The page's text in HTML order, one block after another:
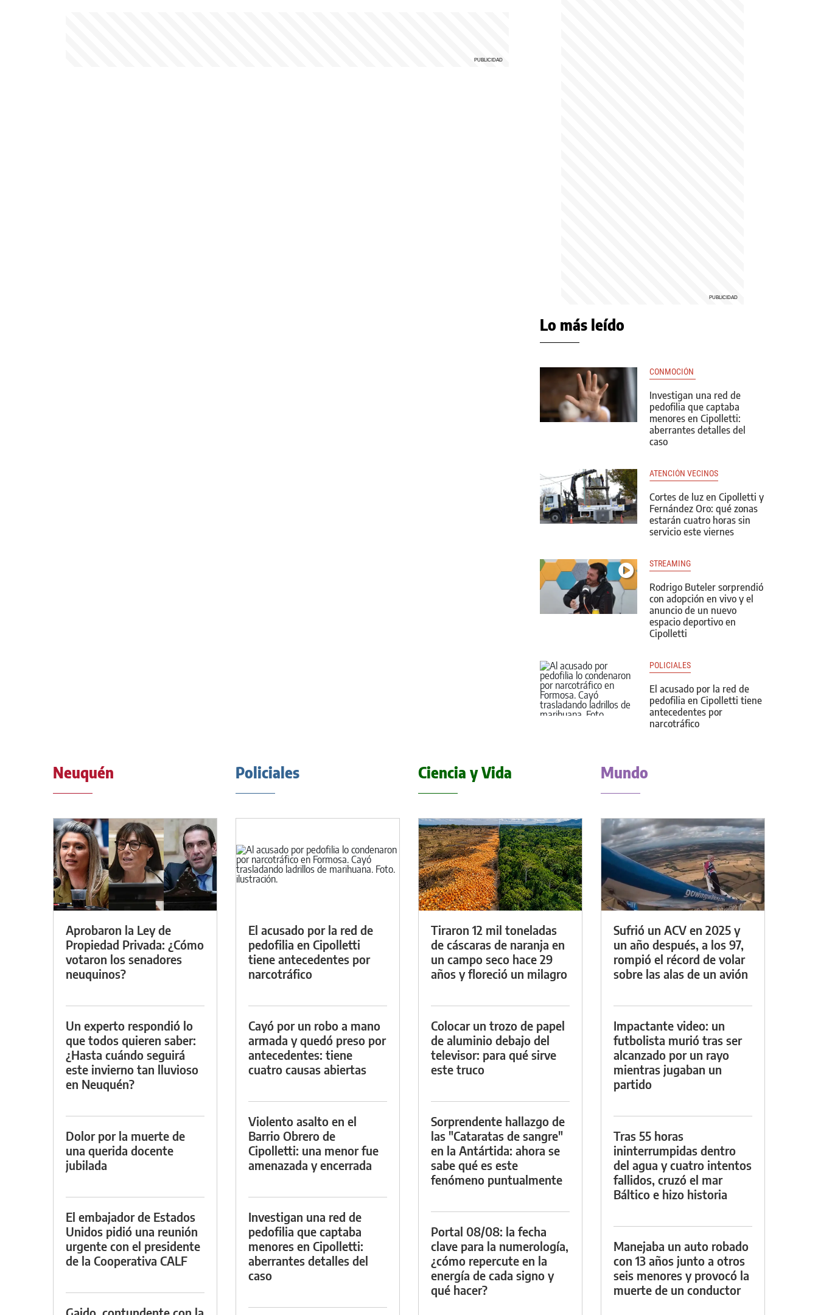
Lo más leído
CONMOCIÓN
Investigan una red de
pedofilia que captaba
menores en Cipolletti:
aberrantes detalles del
caso
ATENCIÓN VECINOS
Cortes de luz en Cipolletti y
Fernández Oro: qué zonas
estarán cuatro horas sin
servicio este viernes
STREAMING
Rodrigo Buteler sorprendió
con adopción en vivo y el
anuncio de un nuevo
espacio deportivo en
Cipolletti
POLICIALES
El acusado por la red de
pedofilia en Cipolletti tiene
antecedentes por
narcotráfico
Neuquén
Aprobaron la Ley de
Propiedad Privada: ¿Cómo
votaron los senadores
neuquinos?
Un experto respondió lo
que todos quieren saber:
¿Hasta cuándo seguirá
este invierno tan lluvioso
en Neuquén?
Dolor por la muerte de
una querida docente
jubilada
El embajador de Estados
Unidos pidió una reunión
urgente con el presidente
de la Cooperativa CALF
Policiales
El acusado por la red de
pedofilia en Cipolletti
tiene antecedentes por
narcotráfico
Cayó por un robo a mano
armada y quedó preso por
antecedentes: tiene
cuatro causas abiertas
Violento asalto en el
Barrio Obrero de
Cipolletti: una menor fue
amenazada y encerrada
Investigan una red de
pedofilia que captaba
menores en Cipolletti:
aberrantes detalles del
caso
Ciencia y Vida
Tiraron 12 mil toneladas
de cáscaras de naranja en
un campo seco hace 29
años y floreció un milagro
Colocar un trozo de papel
de aluminio debajo del
televisor: para qué sirve
este truco
Sorprendente hallazgo de
las "Cataratas de sangre"
en la Antártida: ahora se
sabe qué es este
fenómeno puntualmente
Portal 08/08: la fecha
clave para la numerología,
¿cómo repercute en la
energía de cada signo y
qué hacer?
Mundo
Sufrió un ACV en 2025 y
un año después, a los 97,
rompió el récord de volar
sobre las alas de un avión
Impactante video: un
futbolista murió tras ser
alcanzado por un rayo
mientras jugaban un
partido
Tras 55 horas
ininterrumpidas dentro
del agua y cuatro intentos
fallidos, cruzó el mar
Báltico e hizo historia
Manejaba un auto robado
con 13 años junto a otros
seis menores y provocó la
muerte de un conductor